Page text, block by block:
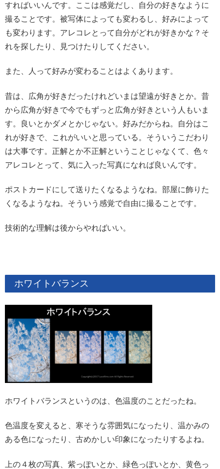
すればいいんです。ここは感覚だし、自分の好きなように
撮ることです。被写体によっても変わるし、好みによって
も変わります。アレコレとって自分がどれが好きかな？そ
れを探したり、見つけたりしてください。
また、人って好みが変わることはよくあります。
昔は、広角が好きだったけれどいまは望遠が好きとか。昔
から広角が好きで今でもずっと広角が好きという人もいま
す。良いとかダメとかじゃない。好みだからね。自分はこ
れが好きで、これがいいと思っている。そういうこだわり
は大事です。正解とか不正解ということじゃなくて、色々
アレコレとって、気に入った写真になれば良いんです。
ポストカードにして送りたくなるようなね。部屋に飾りた
くなるようなね。そういう感覚で自由に撮ることです。
技術的な理解は後からやればいい。
ホワイトバランス
ホワイトバランスというのは、色温度のことだったね。
色温度を変えると、寒そうな雰囲気になったり、温かみの
ある色になったり、古めかしい印象になったりするよね。
上の４枚の写真、紫っぽいとか、緑色っぽいとか、黄色っ